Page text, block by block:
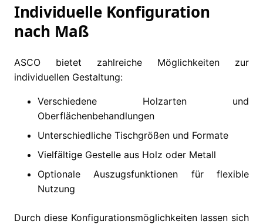
Individuelle Konfiguration
nach Maß
ASCO bietet zahlreiche Möglichkeiten zur
individuellen Gestaltung:
Verschiedene Holzarten und
Oberflächenbehandlungen
Unterschiedliche Tischgrößen und Formate
Vielfältige Gestelle aus Holz oder Metall
Optionale Auszugsfunktionen für flexible
Nutzung
Durch diese Konfigurationsmöglichkeiten lassen sich